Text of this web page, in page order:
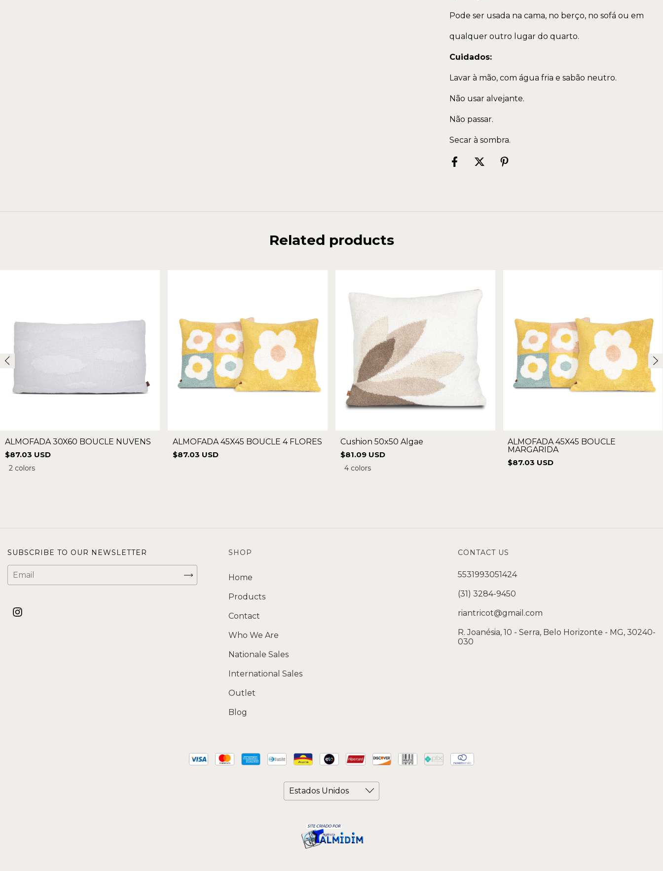
Pode ser usada na cama, no berço, no sofá ou em
qualquer outro lugar do quarto.
Cuidados:
Lavar à mão, com água fria e sabão neutro.
Não usar alvejante.
Não passar.
Secar à sombra.
Related products
ALMOFADA 30X60 BOUCLE NUVENS
$87.03 USD
2 colors
ALMOFADA 45X45 BOUCLE 4 FLORES
$87.03 USD
Cushion 50x50 Algae
$81.09 USD
4 colors
ALMOFADA 45X45 BOUCLE
MARGARIDA
$87.03 USD
SUBSCRIBE TO OUR NEWSLETTER SHOP
Home
Products
Contact
Who We Are
Nationale Sales
International Sales
Outlet
Blog
CONTACT US
5531993051424
(31) 3284-9450
riantricot@gmail.com
R. Joanésia, 10 - Serra, Belo Horizonte - MG, 30240-
030